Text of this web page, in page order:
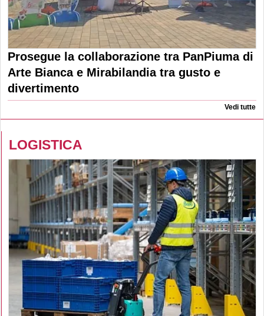
Prosegue la collaborazione tra PanPiuma di
Arte Bianca e Mirabilandia tra gusto e
divertimento
Vedi tutte
LOGISTICA